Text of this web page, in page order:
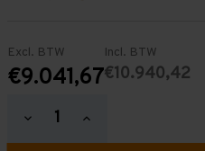
Excl. BTW
€9.041,67
Incl. BTW
€10.940,42
Hoeveelheid
verlagen
Hoeveelheid
verhogen